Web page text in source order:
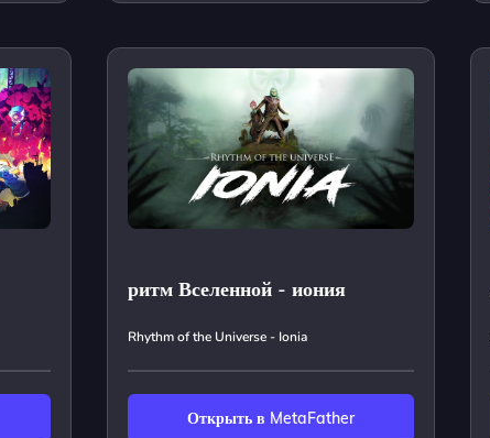
ритм Вселенной - иония
Rhythm of the Universe - Ionia
Открыть в MetaFather